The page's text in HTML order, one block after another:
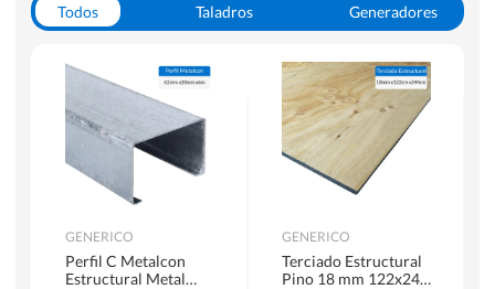
Todos Taladros
Generadores
Herramientas Manuales
Sierras Circulares
GENERICO
Perfil C Metalcon
Estructural Metal
GENERICO
Terciado Estructural
Pino 18 mm 122x244